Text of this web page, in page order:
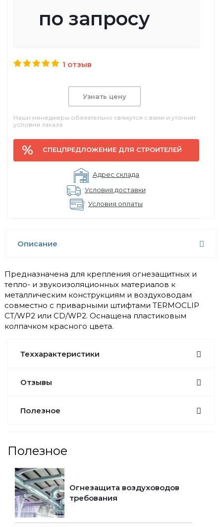
по запросу
1 отзыв
Узнать цену
Наши менеджеры обязательно свяжутся с вами и уточнят
условия заказа
СПЕЦПРЕДЛОЖЕНИЕ ДЛЯ СТРОИТЕЛЕЙ
Адрес склада
Условия доставки
Условия оплаты
Описание
Предназначена для крепления огнезащитных и
тепло- и звукоизоляционных материалов к
металлическим конструкциям и воздуховодам
совместно с приварными штифтами TERMOCLIP
CT/WP2 или CD/WP2. Оснащена пластиковым
колпачком красного цвета.
Теххарактеристики
Отзывы
Полезное
Полезное
Огнезащита воздуховодов
требования